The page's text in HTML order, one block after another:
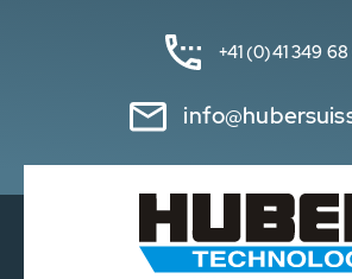
+41 (0)41 349